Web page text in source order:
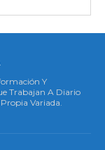
Y
Trabajan A Diario
Variada.